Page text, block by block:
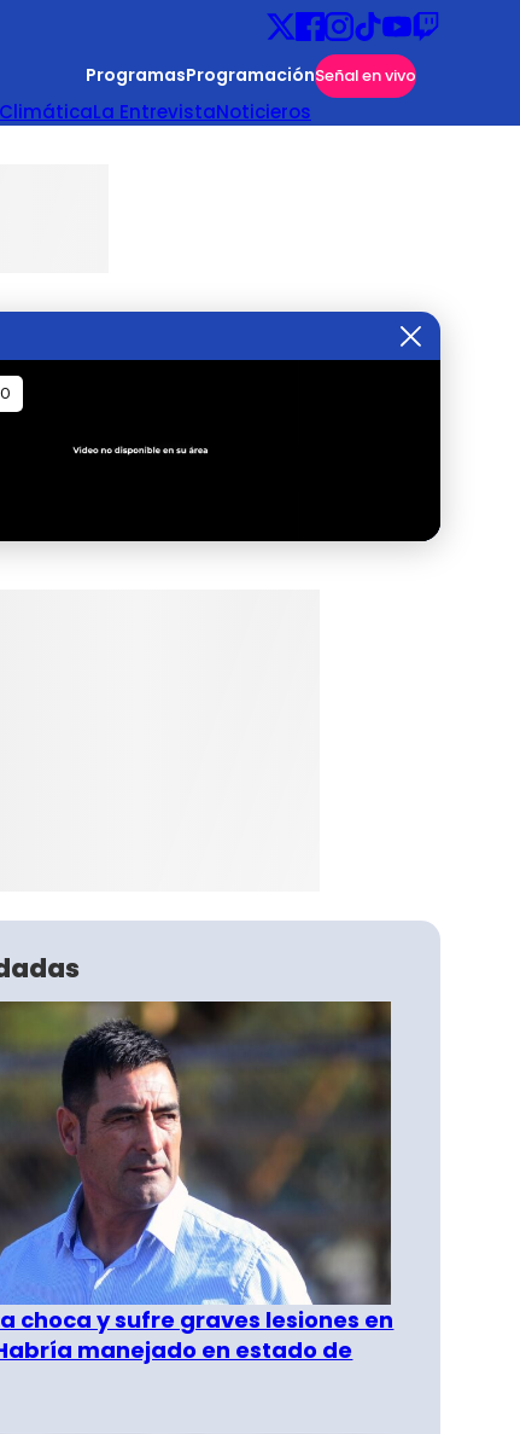
ProgramasProgramaciónSeñal en vivo
La EntrevistaNoticieros
choca y sufre graves lesiones en
manejado en estado de